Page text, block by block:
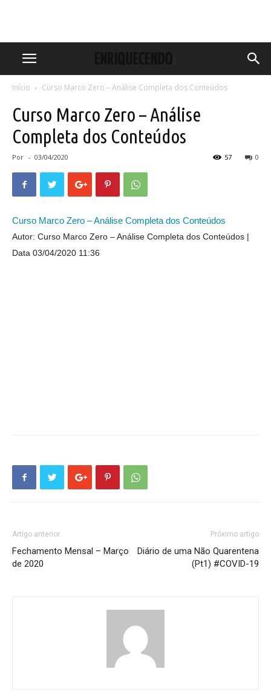
Início Curso Marco Zero – Análise Completa dos Conteúdos
Curso Marco Zero – Análise
Completa dos Conteúdos
Por - 03/04/2020 0
57
Curso Marco Zero – Análise Completa dos Conteúdos
Autor: Curso Marco Zero – Análise Completa dos Conteúdos
Data 03/04/2020 11:36
Artigo anterior
Fechamento Mensal – Março
de 2020
Próximo artigo
Diário de uma Não Quarentena
(Pt1) #COVID-19